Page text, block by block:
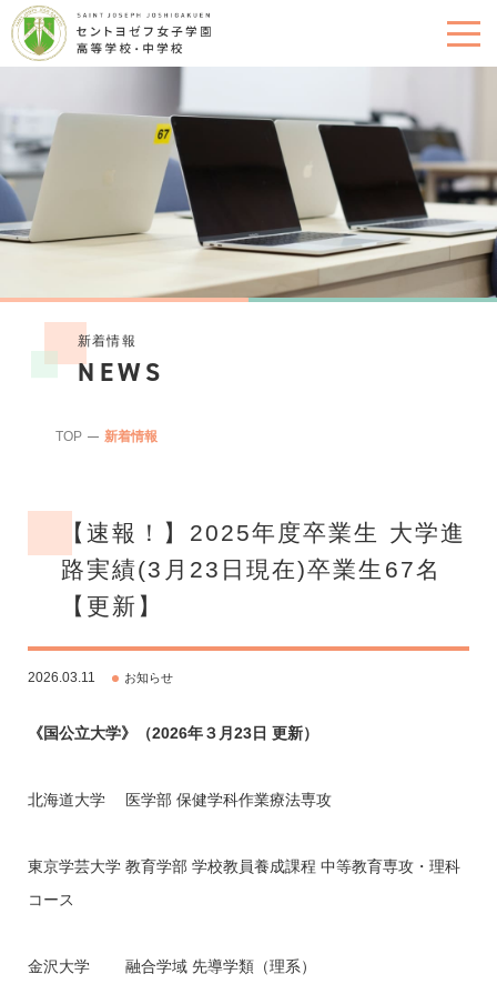
新着情報
NEWS
TOP 新着情報
【速報！】2025年度卒業生 大学進
路実績(3月23日現在)卒業生67名
【更新】
2026.03.11 お知らせ
《国公立大学》（2026年３月23日 更新）
北海道大学 医学部 保健学科作業療法専攻
東京学芸大学 教育学部 学校教員養成課程 中等教育専攻・理科
コース
金沢大学 融合学域 先導学類（理系）